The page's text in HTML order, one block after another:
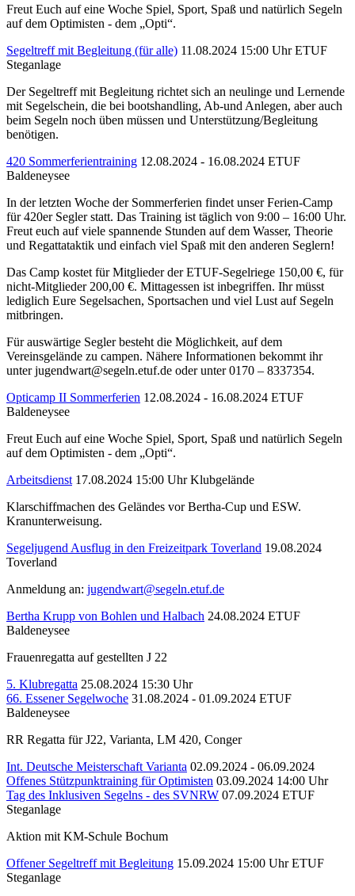
Freut Euch auf eine Woche Spiel, Sport, Spaß und natürlich Segeln
auf dem Optimisten - dem „Opti“.
Segeltreff mit Begleitung (für alle) 11.08.2024 15:00 Uhr ETUF
Steganlage
Der Segeltreff mit Begleitung richtet sich an neulinge und Lernende
mit Segelschein, die bei bootshandling, Ab-und Anlegen, aber auch
beim Segeln noch üben müssen und Unterstützung/Begleitung
benötigen.
420 Sommerferientraining 12.08.2024 - 16.08.2024 ETUF
Baldeneysee
In der letzten Woche der Sommerferien findet unser Ferien-Camp
für 420er Segler statt. Das Training ist täglich von 9:00 – 16:00 Uhr.
Freut euch auf viele spannende Stunden auf dem Wasser, Theorie
und Regattataktik und einfach viel Spaß mit den anderen Seglern!
Das Camp kostet für Mitglieder der ETUF-Segelriege 150,00 €, für
nicht-Mitglieder 200,00 €. Mittagessen ist inbegriffen. Ihr müsst
lediglich Eure Segelsachen, Sportsachen und viel Lust auf Segeln
mitbringen.
Für auswärtige Segler besteht die Möglichkeit, auf dem
Vereinsgelände zu campen. Nähere Informationen bekommt ihr
unter jugendwart@segeln.etuf.de oder unter 0170 – 8337354.
Opticamp II Sommerferien 12.08.2024 - 16.08.2024 ETUF
Baldeneysee
Freut Euch auf eine Woche Spiel, Sport, Spaß und natürlich Segeln
auf dem Optimisten - dem „Opti“.
Arbeitsdienst 17.08.2024 15:00 Uhr Klubgelände
Klarschiffmachen des Geländes vor Bertha-Cup und ESW.
Kranunterweisung.
Segeljugend Ausflug in den Freizeitpark Toverland 19.08.2024
Toverland
Anmeldung an: jugendwart@segeln.etuf.de
Bertha Krupp von Bohlen und Halbach 24.08.2024 ETUF
Baldeneysee
Frauenregatta auf gestellten J 22
5. Klubregatta 25.08.2024 15:30 Uhr
66. Essener Segelwoche 31.08.2024 - 01.09.2024 ETUF
Baldeneysee
RR Regatta für J22, Varianta, LM 420, Conger
Int. Deutsche Meisterschaft Varianta 02.09.2024 - 06.09.2024
Offenes Stützpunktraining für Optimisten 03.09.2024 14:00 Uhr
Tag des Inklusiven Segelns - des SVNRW 07.09.2024 ETUF
Steganlage
Aktion mit KM-Schule Bochum
Offener Segeltreff mit Begleitung 15.09.2024 15:00 Uhr ETUF
Steganlage